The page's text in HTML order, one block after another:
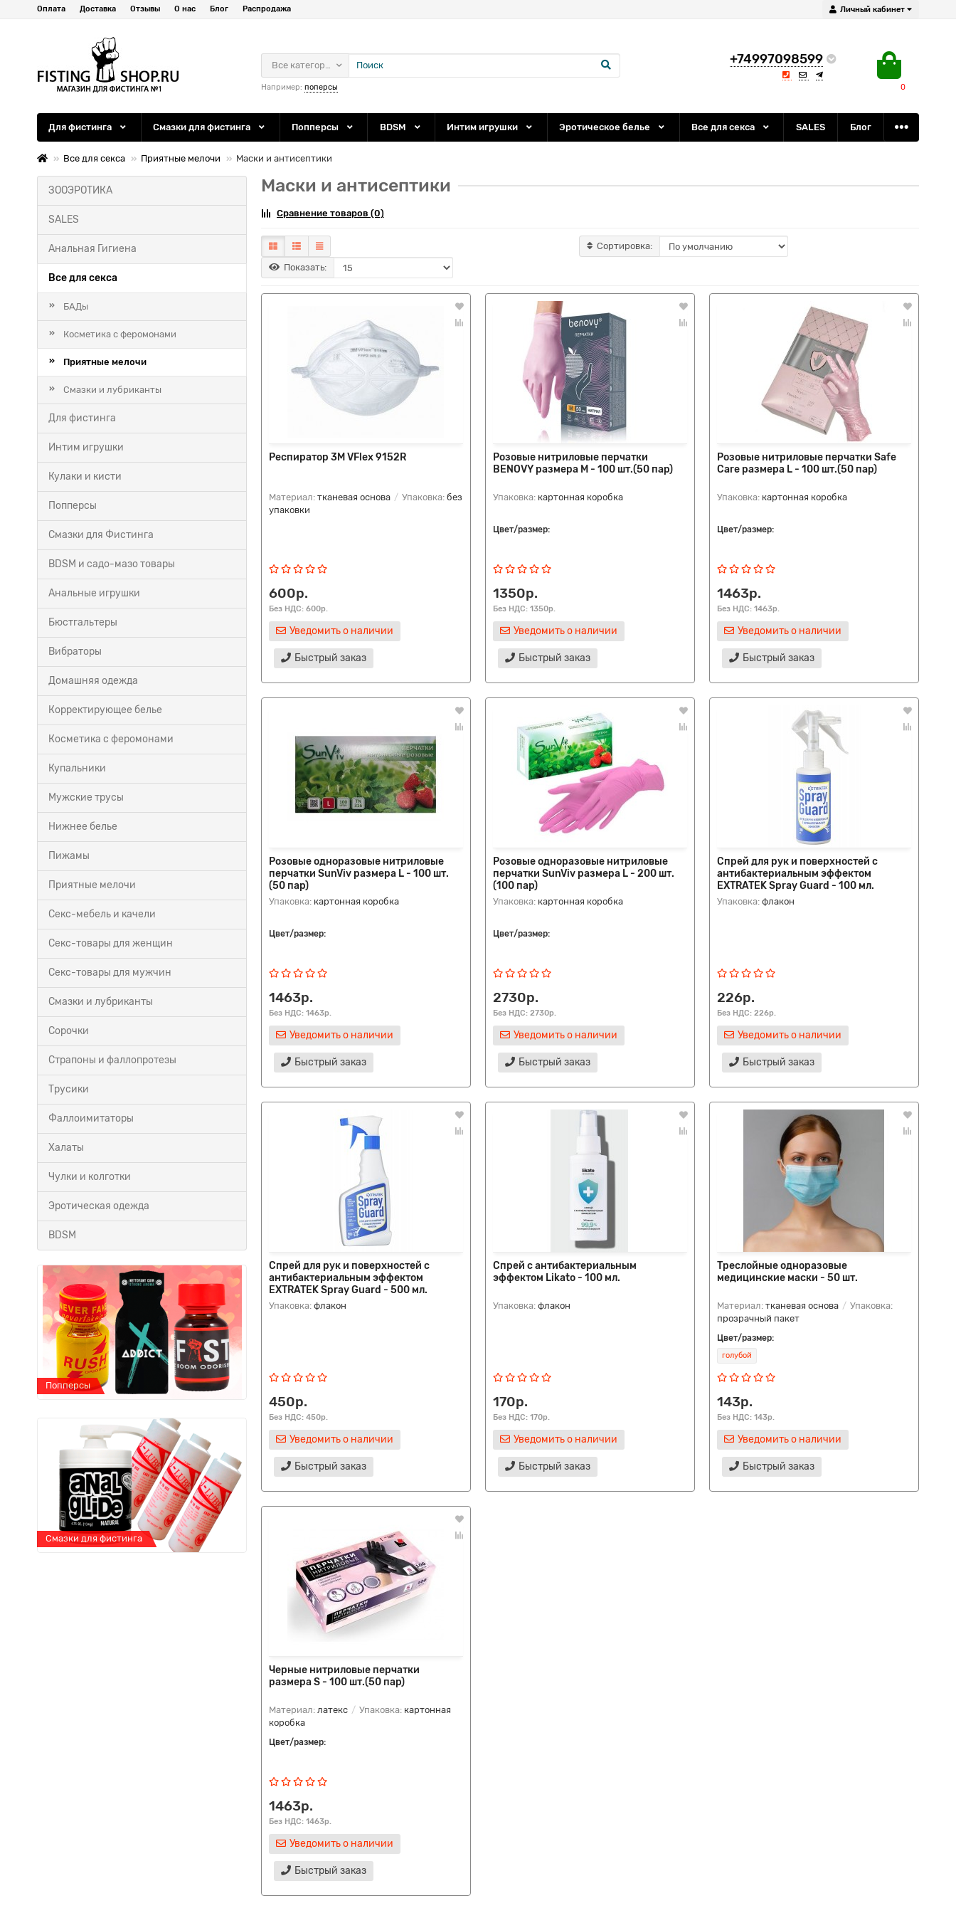
Личный кабинет
Оплата Доставка Отзывы О нас Блог Распродажа
+74997098599
0
Все категории
Например: поперсы
Для фистинга Смазки для фистинга Попперсы BDSM Интим игрушки Эротическое белье Все для секса SALES Блог
Все для секса Приятные мелочи Маски и антисептики
ЗООЭРОТИКА
SALES
Анальная Гигиена
Все для секса
БАДы
Косметика с феромонами
Приятные мелочи
Смазки и лубриканты
Для фистинга
Интим игрушки
Кулаки и кисти
Попперсы
Смазки для Фистинга
BDSM и садо-мазо товары
Анальные игрушки
Бюстгальтеры
Вибраторы
Домашняя одежда
Корректирующее белье
Косметика с феромонами
Купальники
Мужские трусы
Нижнее белье
Пижамы
Приятные мелочи
Секс-мебель и качели
Секс-товары для женщин
Секс-товары для мужчин
Смазки и лубриканты
Сорочки
Страпоны и фаллопротезы
Трусики
Фаллоимитаторы
Халаты
Чулки и колготки
Эротическая одежда
BDSM
Попперсы Попперсы Попперсы
Смазки для фистинга
Маски и антисептики
Сравнение товаров (0)
Сортировка:
Показать:
Респиратор 3М VFlex 9152R
Материал: тканевая основа Упаковка: без
упаковки
600р.
Без НДС: 600р.
Уведомить о наличии
Быстрый заказ
Розовые нитриловые перчатки
BENOVY размера M - 100 шт.(50 пар)
Упаковка: картонная коробка
Цвет/размер:
1350р.
Без НДС: 1350р.
Уведомить о наличии
Быстрый заказ
Розовые нитриловые перчатки Safe
Care размера L - 100 шт.(50 пар)
Упаковка: картонная коробка
Цвет/размер:
1463р.
Без НДС: 1463р.
Уведомить о наличии
Быстрый заказ
Розовые одноразовые нитриловые
перчатки SunViv размера L - 100 шт.
(50 пар)
Упаковка: картонная коробка
Цвет/размер:
1463р.
Без НДС: 1463р.
Уведомить о наличии
Быстрый заказ
Розовые одноразовые нитриловые
перчатки SunViv размера L - 200 шт.
(100 пар)
Упаковка: картонная коробка
Цвет/размер:
2730р.
Без НДС: 2730р.
Уведомить о наличии
Быстрый заказ
Спрей для рук и поверхностей с
антибактериальным эффектом
EXTRATEK Spray Guard - 100 мл.
Упаковка: флакон
226р.
Без НДС: 226р.
Уведомить о наличии
Быстрый заказ
Спрей для рук и поверхностей с
антибактериальным эффектом
EXTRATEK Spray Guard - 500 мл.
Упаковка: флакон
450р.
Без НДС: 450р.
Уведомить о наличии
Быстрый заказ
Спрей с антибактериальным
эффектом Likato - 100 мл.
Упаковка: флакон
170р.
Без НДС: 170р.
Уведомить о наличии
Быстрый заказ
Треслойные одноразовые
медицинские маски - 50 шт.
Материал: тканевая основа
Упаковка:
прозрачный пакет
Цвет/размер:
голубой
143р.
Без НДС: 143р.
Уведомить о наличии
Быстрый заказ
Черные нитриловые перчатки
размера S - 100 шт.(50 пар)
Материал: латекс Упаковка: картонная
коробка
Цвет/размер:
1463р.
Без НДС: 1463р.
Уведомить о наличии
Быстрый заказ